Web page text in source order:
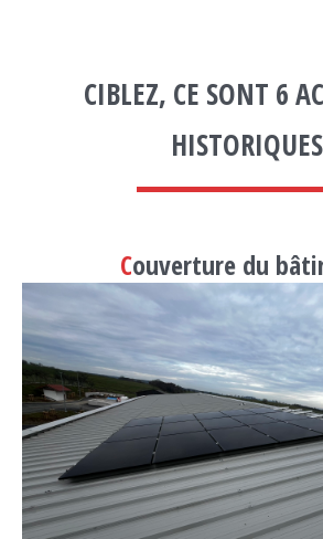
CIBLEZ, CE SONT 6
HISTORIQUES
Couverture du